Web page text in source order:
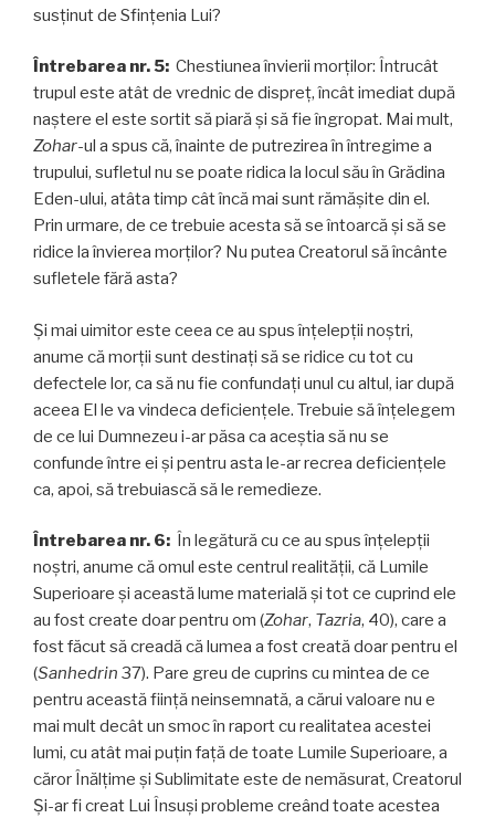
susținut de Sfințenia Lui?
Întrebarea nr. 5: Chestiunea învierii morților: Întrucât
trupul este atât de vrednic de dispreț, încât imediat după
naștere el este sortit să piară și să fie îngropat. Mai mult,
Zohar-ul a spus că, înainte de putrezirea în întregime a
trupului, sufletul nu se poate ridica la locul său în Grădina
Eden-ului, atâta timp cât încă mai sunt rămășite din el.
Prin urmare, de ce trebuie acesta să se întoarcă și să se
ridice la învierea morților? Nu putea Creatorul să încânte
sufletele fără asta?
Și mai uimitor este ceea ce au spus înțelepții noștri,
anume că morții sunt destinați să se ridice cu tot cu
defectele lor, ca să nu fie confundați unul cu altul, iar după
aceea El le va vindeca deficienţele. Trebuie să înțelegem
de ce lui Dumnezeu i-ar păsa ca aceștia să nu se
confunde între ei și pentru asta le-ar recrea deficienţele
ca, apoi, să trebuiască să le remedieze.
Întrebarea nr. 6: În legătură cu ce au spus înțelepții
noștri, anume că omul este centrul realității, că Lumile
Superioare și această lume materială și tot ce cuprind ele
au fost create doar pentru om (Zohar, Tazria, 40), care a
fost făcut să creadă că lumea a fost creată doar pentru el
(Sanhedrin 37). Pare greu de cuprins cu mintea de ce
pentru această fiinţă neinsemnată, a cărui valoare nu e
mai mult decât un smoc în raport cu realitatea acestei
lumi, cu atât mai puțin față de toate Lumile Superioare, a
căror Înălțime și Sublimitate este de nemăsurat, Creatorul
Şi-ar fi creat Lui Însuşi probleme creând toate acestea